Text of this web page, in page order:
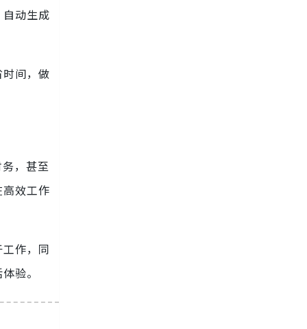
动生成
间，做
，甚至
效工作
作，同
验。